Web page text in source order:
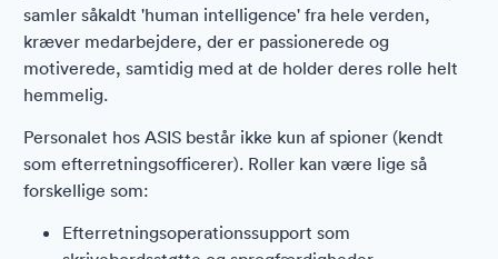
samler såkaldt 'human intelligence' fra hele verden,
kræver medarbejdere, der er passionerede og
motiverede, samtidig med at de holder deres rolle helt
hemmelig.
Personalet hos ASIS består ikke kun af spioner (kendt
som efterretningsofficerer). Roller kan være lige så
forskellige som:
Efterretningsoperationssupport som